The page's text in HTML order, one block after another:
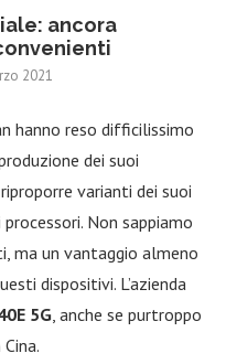
ancora
2021
hanno reso difficilissimo
dei suoi
varianti dei suoi
Non sappiamo
ma un vantaggio almeno
dispositivi. L’azienda
5G , anche se purtroppo